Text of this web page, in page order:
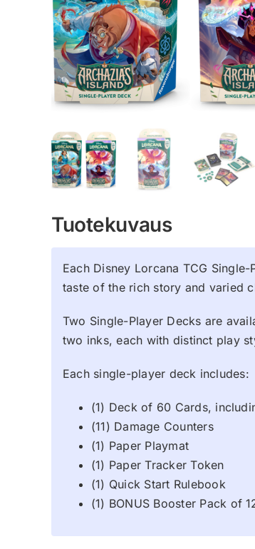
Tuotekuvaus
Each Disney Lorcana TCG
taste of the rich story and varied
Two Single-Player Decks are
two inks, each with distinct play
Each single-player deck includes:
(1) Deck of 60 Cards,
(11) Damage Counters
(1) Paper Playmat
(1) Paper Tracker Token
(1) Quick Start Rulebook
(1) BONUS Booster Pack of